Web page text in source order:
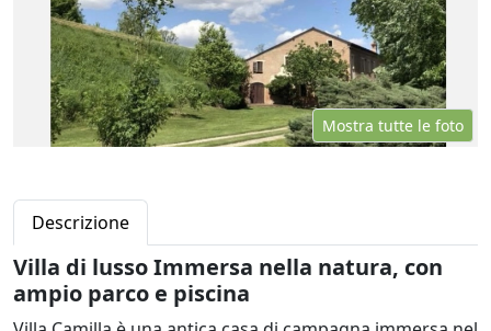
Mostra tutte le foto
Descrizione
Villa di lusso Immersa nella natura, con
ampio parco e piscina